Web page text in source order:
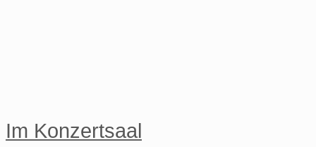
Im Konzertsaal